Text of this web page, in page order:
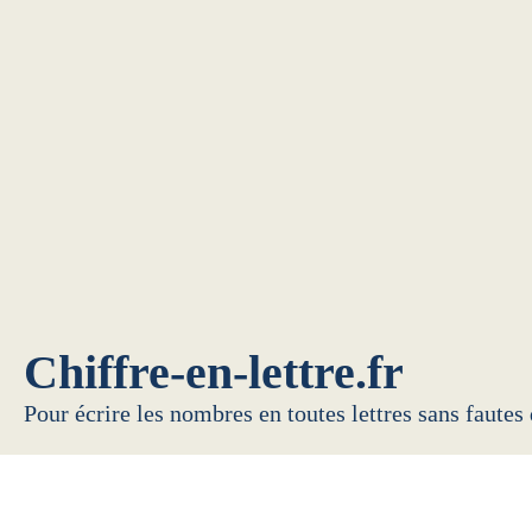
Chiffre-en-lettre.fr
Pour écrire les nombres en toutes lettres sans